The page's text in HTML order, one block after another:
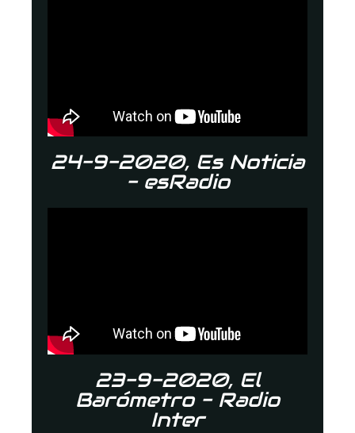
24-9-2020, Es Noticia
- esRadio
23-9-2020, El
Barómetro - Radio
Inter